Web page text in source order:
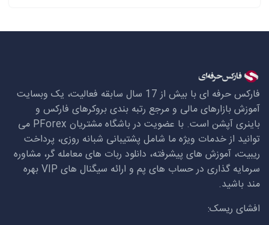
فارکس حرفه ای با بیش از 17 سال سابقه فعالیت، یک وبسایت
آموزش بازارهای مالی و مرجع رتبه بندی بروکرهای فارکس و
باینری آپشن است. با عضویت در باشگاه مشتریان PForex می
توانید از خدمات ویژه ما شامل پشتیبانی شبانه روزی، پرداخت
ریبیت، آموزش های پیشرفته، دانلود ربات های معامله گر، مشاوره
سرمایه گذاری در حساب های پم و ارائه سیگنال های VIPبهره
مند باشید.
افشای ریسک: